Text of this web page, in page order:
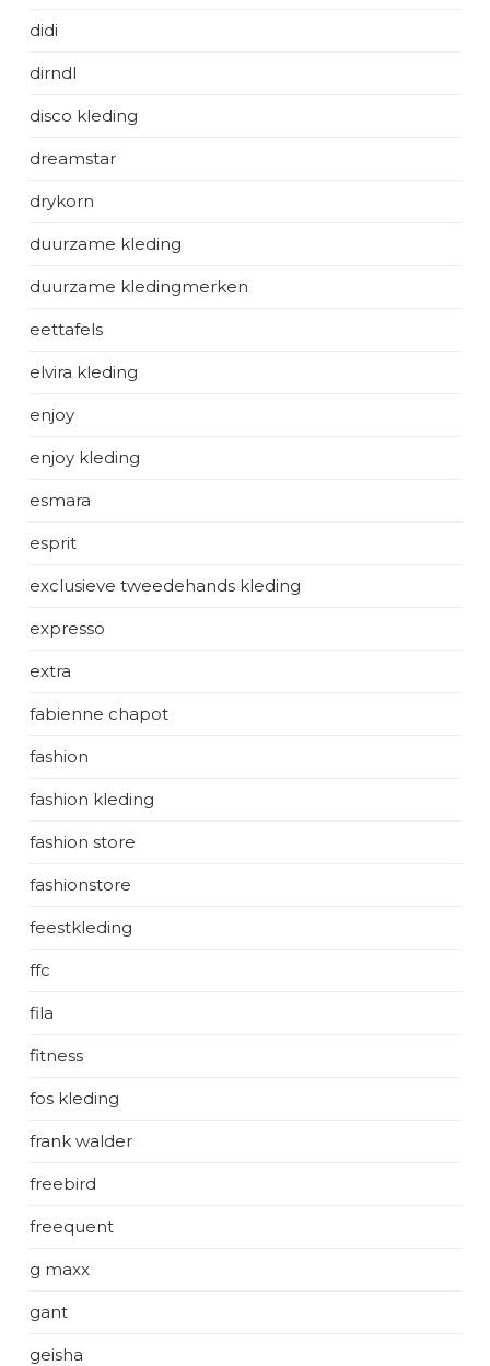
didi
dirndl
disco kleding
dreamstar
drykorn
duurzame kleding
duurzame kledingmerken
eettafels
elvira kleding
enjoy
enjoy kleding
esmara
esprit
exclusieve tweedehands kleding
expresso
extra
fabienne chapot
fashion
fashion kleding
fashion store
fashionstore
feestkleding
ffc
fila
fitness
fos kleding
frank walder
freebird
freequent
g maxx
gant
geisha